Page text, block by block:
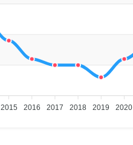
2015 2016 2017 2018 2019 2020